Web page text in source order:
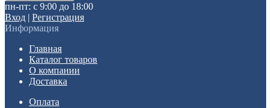
пн-пт: с 9:00 до 18:00
Вход | Регистрация
Информация
Главная
Каталог товаров
О компании
Доставка
Оплата